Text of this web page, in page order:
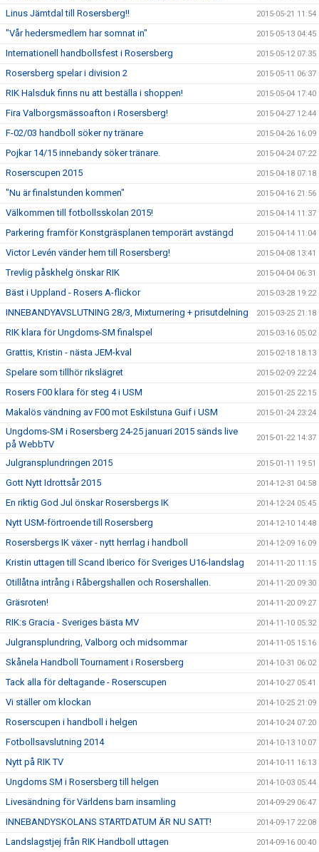
Linus Jämtdal till Rosersberg!! 2015-05-21 11:54
"Vår hedersmedlem har somnat in" 2015-05-13 04:45
Internationell handbollsfest i Rosersberg 2015-05-12 07:35
Rosersberg spelar i division 2 2015-05-11 06:37
RIK Halsduk finns nu att beställa i shoppen! 2015-05-04 17:40
Fira Valborgsmässoafton i Rosersberg! 2015-04-27 12:44
F-02/03 handboll söker ny tränare 2015-04-26 16:09
Pojkar 14/15 innebandy söker tränare. 2015-04-24 07:22
Roserscupen 2015 2015-04-18 07:18
"Nu är finalstunden kommen" 2015-04-16 21:56
Välkommen till fotbollsskolan 2015! 2015-04-14 11:37
Parkering framför Konstgräsplanen temporärt avstängd 2015-04-14 11:04
Victor Levén vänder hem till Rosersberg! 2015-04-08 13:41
Trevlig påskhelg önskar RIK 2015-04-04 06:31
Bäst i Uppland - Rosers A-flickor 2015-03-28 19:22
INNEBANDYAVSLUTNING 28/3, Mixturnering + prisutdelning 2015-03-25 21:18
RIK klara för Ungdoms-SM finalspel 2015-03-16 05:02
Grattis, Kristin - nästa JEM-kval 2015-02-18 18:13
Spelare som tillhör rikslägret 2015-02-09 22:24
Rosers F00 klara för steg 4 i USM 2015-01-25 22:15
Makalös vändning av F00 mot Eskilstuna Guif i USM 2015-01-24 23:24
Ungdoms-SM i Rosersberg 24-25 januari 2015 sänds live
på WebbTV
2015-01-22 14:37
Julgransplundringen 2015 2015-01-11 19:51
Gott Nytt Idrottsår 2015 2014-12-31 04:58
En riktig God Jul önskar Rosersbergs IK 2014-12-24 05:45
Nytt USM-förtroende till Rosersberg 2014-12-10 14:48
Rosersbergs IK växer - nytt herrlag i handboll 2014-12-09 16:09
Kristin uttagen till Scand Iberico för Sveriges U16-landslag 2014-11-20 11:15
Otillåtna intrång i Råbergshallen och Rosershallen. 2014-11-20 09:30
Gräsroten! 2014-11-20 09:27
RIK:s Gracia - Sveriges bästa MV 2014-11-10 05:32
Julgransplundring, Valborg och midsommar 2014-11-05 15:16
Skånela Handboll Tournament i Rosersberg 2014-10-31 06:02
Tack alla för deltagande - Roserscupen 2014-10-27 05:41
Vi ställer om klockan 2014-10-25 21:09
Roserscupen i handboll i helgen 2014-10-24 07:20
Fotbollsavslutning 2014 2014-10-13 10:07
Nytt på RIK TV 2014-10-11 16:13
Ungdoms SM i Rosersberg till helgen 2014-10-03 05:44
Livesändning för Världens barn insamling 2014-09-29 06:47
INNEBANDYSKOLANS STARTDATUM ÄR NU SATT! 2014-09-17 22:08
Landslagstjej från RIK Handboll uttagen 2014-09-16 00:40